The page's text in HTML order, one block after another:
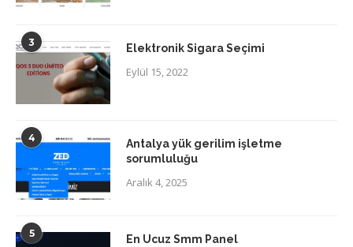
3 Elektronik Sigara Seçimi
Eylül 15, 2022
4
Antalya yük gerilim işletme
sorumluluğu
Aralık 4, 2025
5 En Ucuz Smm Panel